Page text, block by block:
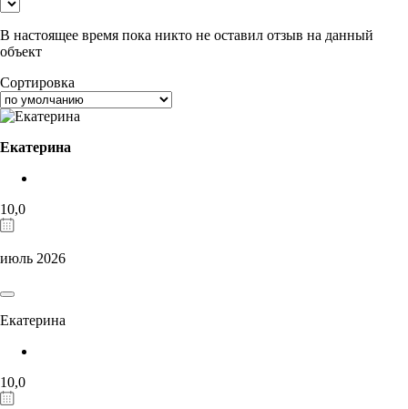
В настоящее время пока никто не оставил отзыв на данный
объект
Сортировка
Екатерина
10,0
июль 2026
Екатерина
10,0